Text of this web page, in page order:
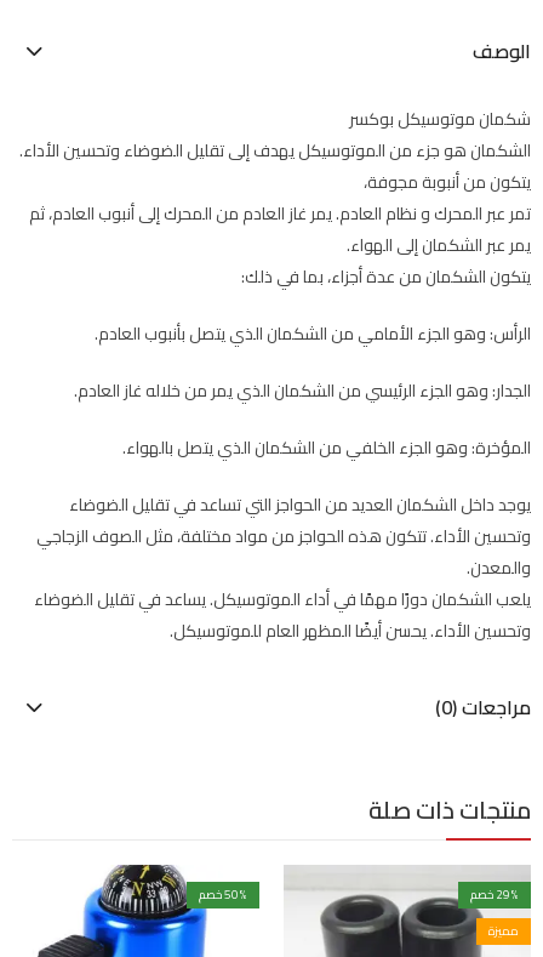
الوصف
شكمان موتوسيكل بوكسر
الشكمان هو جزء من الموتوسيكل يهدف إلى تقليل الضوضاء وتحسين الأداء.
يتكون من أنبوبة مجوفة،
تمر عبر المحرك و نظام العادم. يمر غاز العادم من المحرك إلى أنبوب العادم، ثم
يمر عبر الشكمان إلى الهواء.
يتكون الشكمان من عدة أجزاء، بما في ذلك:
الرأس: وهو الجزء الأمامي من الشكمان الذي يتصل بأنبوب العادم.
الجدار: وهو الجزء الرئيسي من الشكمان الذي يمر من خلاله غاز العادم.
المؤخرة: وهو الجزء الخلفي من الشكمان الذي يتصل بالهواء.
يوجد داخل الشكمان العديد من الحواجز التي تساعد في تقليل الضوضاء
وتحسين الأداء. تتكون هذه الحواجز من مواد مختلفة، مثل الصوف الزجاجي
والمعدن.
يلعب الشكمان دورًا مهمًا في أداء الموتوسيكل. يساعد في تقليل الضوضاء
وتحسين الأداء. يحسن أيضًا المظهر العام للموتوسيكل.
مراجعات (0)
منتجات ذات صلة
29% خصم
مميزة
50% خصم